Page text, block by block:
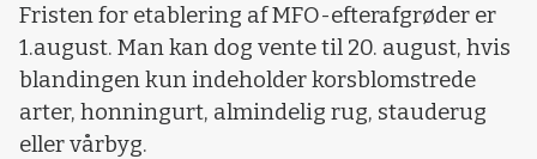
Fristen for etablering af MFO-efterafgrøder er
1.august. Man kan dog vente til 20. august, hvis
blandingen kun indeholder korsblomstrede
arter, honningurt, almindelig rug, stauderug
eller vårbyg.